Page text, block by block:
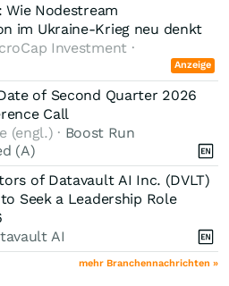
Nodestream
im Ukraine-Krieg neu denkt
Investment ·
Anzeige
of Second Quarter 2026
Call
(engl.) · Boost Run
(A)
of Datavault AI Inc. (DVLT)
Seek a Leadership Role
AI
mehr Branchennachrichten »